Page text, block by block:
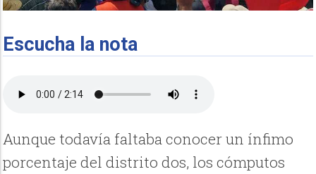
Escucha la nota
Aunque todavía faltaba conocer un ínfimo
porcentaje del distrito dos, los cómputos